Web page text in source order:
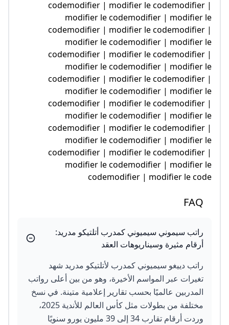
codemodifier | modifier le
modifier le codemodifier | modifier
codemodifier | modifier le
modifier le codemodifier | modifier
codemodifier | modifier le
modifier le codemodifier | modifier
codemodifier | modifier le
modifier le codemodifier | modifier
codemodifier | modifier le
modifier le codemodifier | modifier
codemodifier | modifier le
modifier le codemodifier | modifier
codemodifier | modifier le
modifier le codemodifier | modifier
codemodifier | modifier le
راتب سيموني سيميوني كمدرب أتلتيكو مدريد:
أرقام مثيرة وسيناريوهات العقد
راتب دييغو سيميوني كمدرب لأتلتيكو مدريد شهد
تغيرات عبر المواسم الأخيرة، وهو من بين أعلى رواتب
المدربين عالميًا بحسب تقارير إعلامية متينة. في نسخ
مختلفة من بطولات مثل كأس العالم للأندية 2025،
وردت أرقام تقارب 34 إلى 39 مليون يورو سنويًا